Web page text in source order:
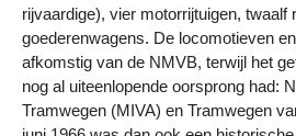
rijvaardige), vier motorrijtuigen, twaalf
goederenwagens. De locomotieven
afkomstig van de NMVB, terwijl het
nog al uiteenlopende oorsprong had:
Tramwegen (MIVA) en Tramwegen